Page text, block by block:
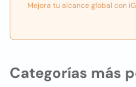
Mejora tu alcance global con
Categorías más